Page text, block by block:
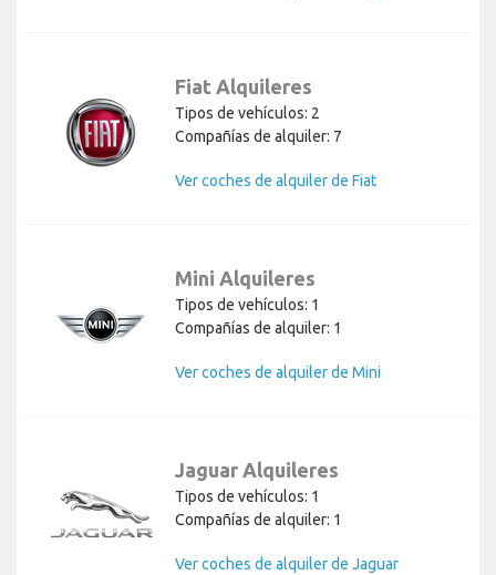
Fiat Alquileres
Tipos de vehículos: 2
Compañías de alquiler: 7
Ver coches de alquiler de Fiat
Mini Alquileres
Tipos de vehículos: 1
Compañías de alquiler: 1
Ver coches de alquiler de Mini
Jaguar Alquileres
Tipos de vehículos: 1
Compañías de alquiler: 1
Ver coches de alquiler de Jaguar